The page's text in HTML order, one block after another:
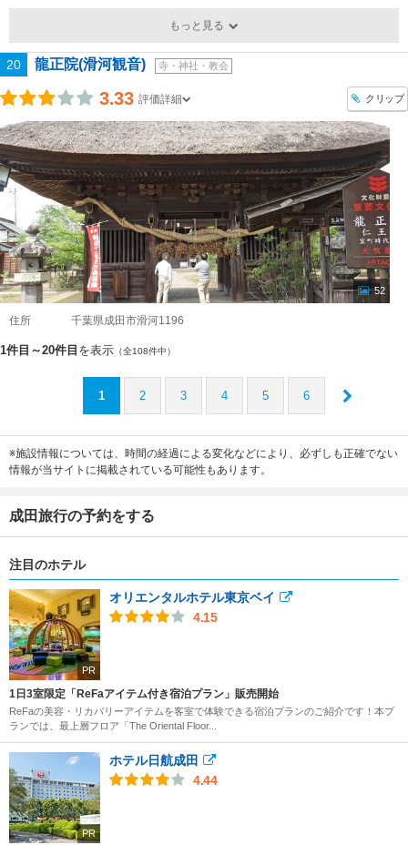
もっと見る
20 龍正院(滑河観音) 寺・神社・教会
3.33 評価詳細 クリップ
52
住所 千葉県成田市滑河1196
1件目～20件目 を表示 （全108件中）
1 2 3 4 5 6
※施設情報については、時間の経過による変化などにより、必ずしも正確でない
情報が当サイトに掲載されている可能性もあります。
成田旅行の予約をする
注目のホテル
PR
オリエンタルホテル東京ベイ
4.15
1日3室限定「ReFaアイテム付き宿泊プラン」販売開始
ReFaの美容・リカバリーアイテムを客室で体験できる宿泊プランのご紹介です！本プ
ランでは、最上層フロア「The Oriental Floor...
PR
ホテル日航成田
4.44